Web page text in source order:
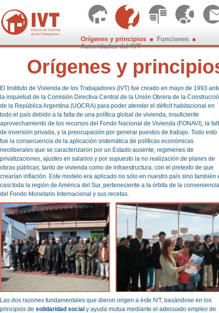
Orígenes y principios
Funciones
Autoridades del IVT
Orígenes y
El Instituto de Vivienda de los Trabajadores (IVT) fue creado en mayo de 1993
la inquietud de la Comisión Directiva Central de la Unión Obrera de la
de la República Argentina (UOCRA) para poder atender el déficit habitacional en
todo el país debido a la falta de una política global de vivienda, insuficiente
aprovechamiento de los recursos del Fondo Nacional de Vivienda (FONAVI), la
de inversión privada, y la preocupación por generar puestos de trabajo. Todo esto
fue la consecuencia de la aplicación sistemática de políticas económicas
neoliberales que se caracterizaron por un Estado ausente, regimenes de
privatizaciones, ajustes en salarios y por supuesto la no realización de planes de
obras públicas, tanto de vivienda como de infraestructura, con el pretexto de que
crearían inflación. Este modelo era aplicado no sólo en nuestro país sino también
casi toda la región de América del Sur, perteneciente a la órbita de la conveniencia
del Fondo Monetario Internacional y sus recetas.
Las dos razones fundamentales que dieron origen a éste IVT, basándose en los
principios de solidaridad social y ayuda mutua mediante el adecuado empleo de